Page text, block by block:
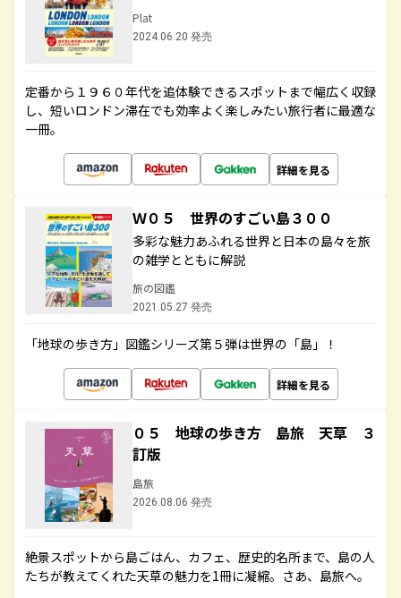
Plat
2024.06.20 発売
定番から１９６０年代を追体験できるスポットまで幅広く収録
し、短いロンドン滞在でも効率よく楽しみたい旅行者に最適な
一冊。
詳細を見る
Ｗ０５ 世界のすごい島３００
多彩な魅力あふれる世界と日本の島々を旅
の雑学とともに解説
旅の図鑑
2021.05.27 発売
「地球の歩き方」図鑑シリーズ第５弾は世界の「島」！
詳細を見る
０５ 地球の歩き方 島旅 天草 ３
訂版
島旅
2026.08.06 発売
絶景スポットから島ごはん、カフェ、歴史的名所まで、島の人
たちが教えてくれた天草の魅力を1冊に凝縮。さあ、島旅へ。